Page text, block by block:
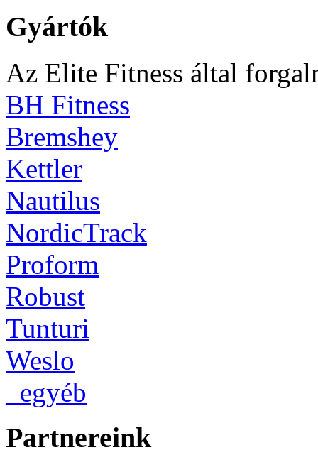
Gyártók
Az Elite Fitness által
BH Fitness
Bremshey
Kettler
Nautilus
NordicTrack
Proform
Robust
Tunturi
Weslo
_egyéb
Partnereink